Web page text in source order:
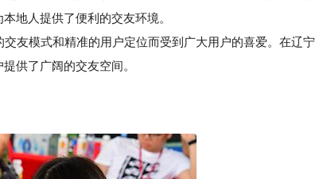
地人提供了便利的交友环境。
模式和精准的用户定位而受到广大用户的喜爱。在辽宁
供了广阔的交友空间。